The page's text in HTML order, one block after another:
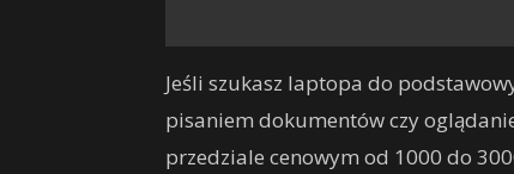
Jeśli szukasz laptopa do
pisaniem dokumentów czy
przedziale cenowym od 1000 do